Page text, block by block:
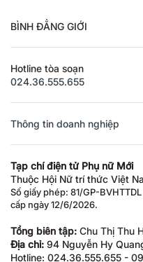
BÌNH ĐẲNG GIỚI
Hotline tòa soạn
024.36.555.655
Thông tin doanh nghiệp
Tạp chí điện tử Phụ nữ Mới
Thuộc Hội Nữ trí thức Việt
Số giấy phép: 81/GP-
cấp ngày 12/6/2026.
Tổng biên tập: Chu Thị Thu
Địa chỉ: 94 Nguyễn Hy